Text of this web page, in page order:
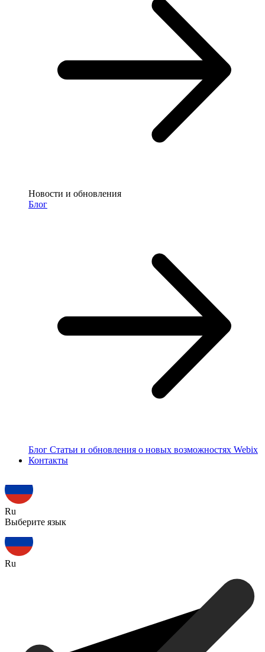
Новости и обновления
Блог
Блог Статьи и обновления о новых возможностях Webix
Контакты
Ru
Выберите язык
Ru